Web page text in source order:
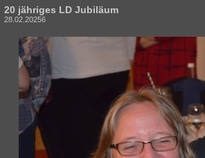
20 jähriges LD Jubiläum
28.02.20256